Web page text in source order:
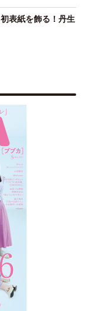
表紙を飾る！丹生